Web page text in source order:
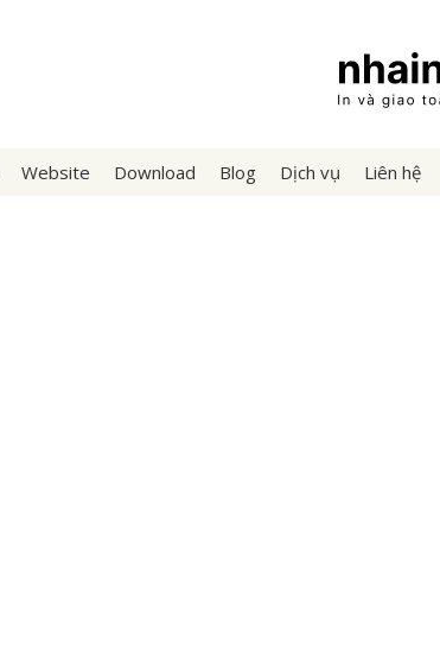
Website Download Blog Dịch vụ Liên hệ